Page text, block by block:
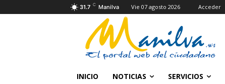
31.7 C Manilva Vie 07 agosto 2026 Acceder
INICIO NOTICIAS SERVICIOS